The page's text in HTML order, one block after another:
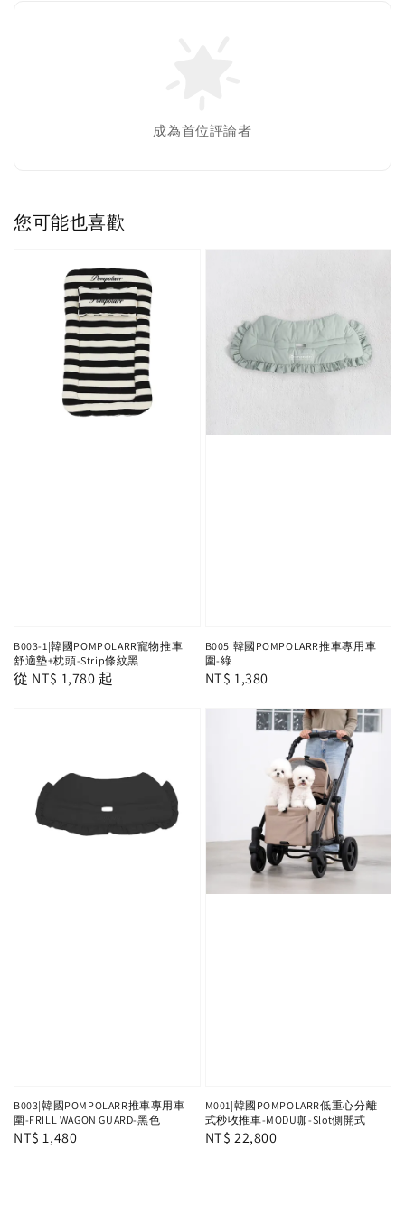
成為首位評論者
您可能也喜歡
B003-1|韓國POMPOLARR寵物推車
舒適墊+枕頭-Strip條紋黑
Regular
從 NT$ 1,780 起
B005|韓國POMPOLARR推車專用車
圍-綠
Regular
NT$ 1,380
B003|韓國POMPOLARR推車專用車
圍-FRILL WAGON GUARD-黑色
Regular
NT$ 1,480
M001|韓國POMPOLARR低重心分離
式秒收推車-MODU咖-Slot側開式
Regular
NT$ 22,800